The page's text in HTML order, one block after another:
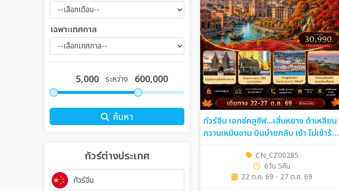
เฉพาะเทศกาล
ระหว่าง
ค้นหา
ทัวร์ต่างประเทศ
ทัวร์จีน
ทัวร์จีน เอกซ์คลูซีฟ...เสิ่นหยาง ต้าเหลียน
กวานเหมินซาน บินบ่ายกลับ เช้า ไม่เข้าร้าน
รัฐ 6วัน 5คืน (CZ)
CN_CZ00285
6วัน 5คืน
22 ต.ค. 69 - 27 ต.ค. 69